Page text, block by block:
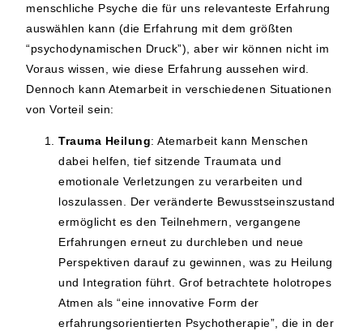
menschliche Psyche die für uns relevanteste Erfahrung
auswählen kann (die Erfahrung mit dem größten
“psychodynamischen Druck”), aber wir können nicht im
Voraus wissen, wie diese Erfahrung aussehen wird.
Dennoch kann Atemarbeit in verschiedenen Situationen
von Vorteil sein:
Trauma Heilung: Atemarbeit kann Menschen
dabei helfen, tief sitzende Traumata und
emotionale Verletzungen zu verarbeiten und
loszulassen. Der veränderte Bewusstseinszustand
ermöglicht es den Teilnehmern, vergangene
Erfahrungen erneut zu durchleben und neue
Perspektiven darauf zu gewinnen, was zu Heilung
und Integration führt. Grof betrachtete holotropes
Atmen als “eine innovative Form der
erfahrungsorientierten Psychotherapie”, die in der